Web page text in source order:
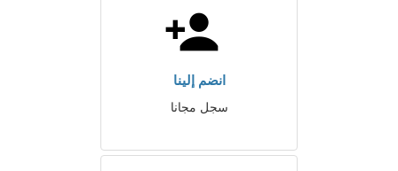
انضم إلينا
سجل مجانا